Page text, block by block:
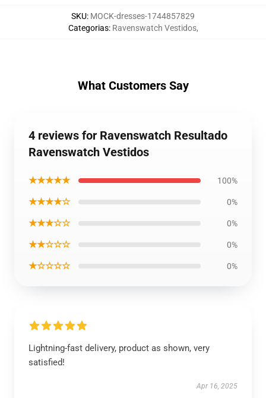
SKU: MOCK-dresses-1744857829
Categorias: Ravenswatch Vestidos,
What Customers Say
4 reviews for Ravenswatch Resultado
Ravenswatch Vestidos
★★★★★ 100%
★★★★☆ 0%
★★★☆☆ 0%
★★☆☆☆ 0%
★☆☆☆☆ 0%
Lightning-fast delivery, product as shown, very
satisfied!
Apr 16, 2025